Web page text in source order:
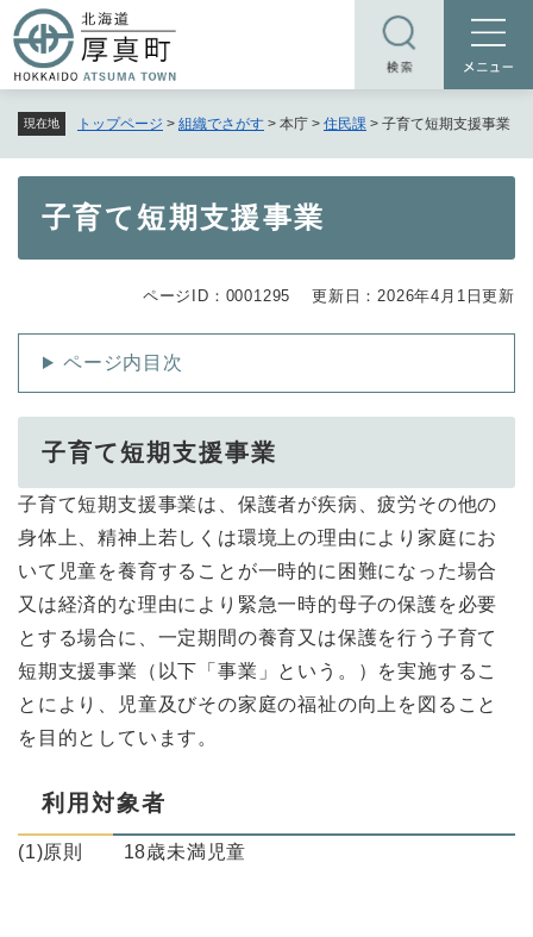
ー
ジ
頭
で
現在地 トップページ > 組織でさがす > 本庁 > 住民課 > 子育て短期支援事業
子育て短期支援事業
ページID：0001295 更新日：2026年4月1日更新
ページ内目次
子育て短期支援事業
子育て短期支援事業は、保護者が疾病、疲労その他の
身体上、精神上若しくは環境上の理由により家庭にお
いて児童を養育することが一時的に困難になった場合
又は経済的な理由により緊急一時的母子の保護を必要
とする場合に、一定期間の養育又は保護を行う子育て
短期支援事業（以下「事業」という。）を実施するこ
とにより、児童及びその家庭の福祉の向上を図ること
を目的としています。
利用対象者
(1)原則 18歳未満児童